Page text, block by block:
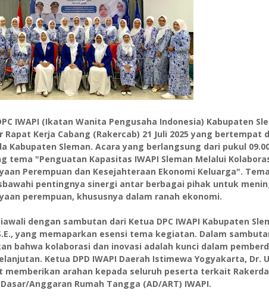
IWAPI (Ikatan Wanita Pengusaha Indonesia) Kabupaten
Rapat Kerja Cabang (Rakercab) 21 Juli 2025 yang bertempat
Kabupaten Sleman. Acara yang berlangsung dari pukul
tema "Penguatan Kapasitas IWAPI Sleman Melalui
Perempuan dan Kesejahteraan Ekonomi Keluarga".
pentingnya sinergi antar berbagai pihak untuk
perempuan, khususnya dalam ranah ekonomi.
dengan sambutan dari Ketua DPC IWAPI Kabupaten
yang memaparkan esensi tema kegiatan. Dalam
bahwa kolaborasi dan inovasi adalah kunci dalam
Ketua DPD IWAPI Daerah Istimewa Yogyakarta, Dr.
memberikan arahan kepada seluruh peserta terkait
Anggaran Rumah Tangga (AD/ART) IWAPI.